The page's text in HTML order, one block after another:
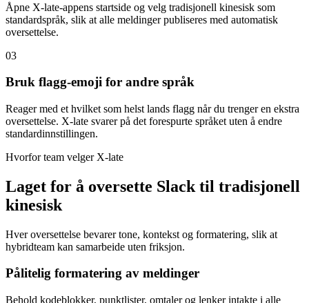
Åpne X-late-appens startside og velg tradisjonell kinesisk som
standardspråk, slik at alle meldinger publiseres med automatisk
oversettelse.
03
Bruk flagg-emoji for andre språk
Reager med et hvilket som helst lands flagg når du trenger en ekstra
oversettelse. X-late svarer på det forespurte språket uten å endre
standardinnstillingen.
Hvorfor team velger X-late
Laget for å oversette Slack til tradisjonell
kinesisk
Hver oversettelse bevarer tone, kontekst og formatering, slik at
hybridteam kan samarbeide uten friksjon.
Pålitelig formatering av meldinger
Behold kodeblokker, punktlister, omtaler og lenker intakte i alle